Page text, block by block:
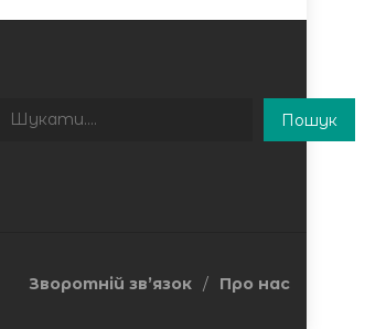
Пошук
Пошук
Зворотній зв’язок Про нас